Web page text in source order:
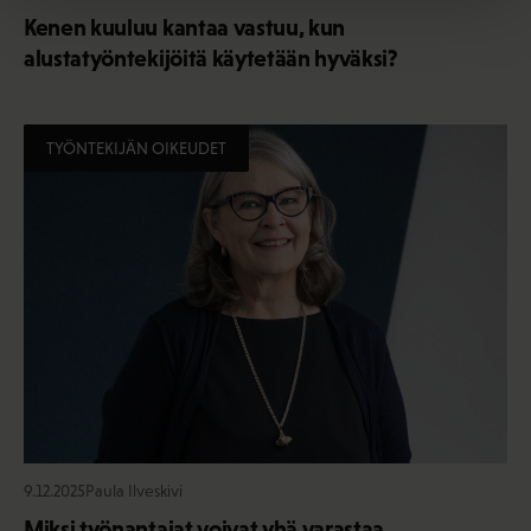
Kenen kuuluu kantaa vastuu, kun
alustatyöntekijöitä käytetään hyväksi?
TYÖNTEKIJÄN OIKEUDET
9.12.2025Paula Ilveskivi